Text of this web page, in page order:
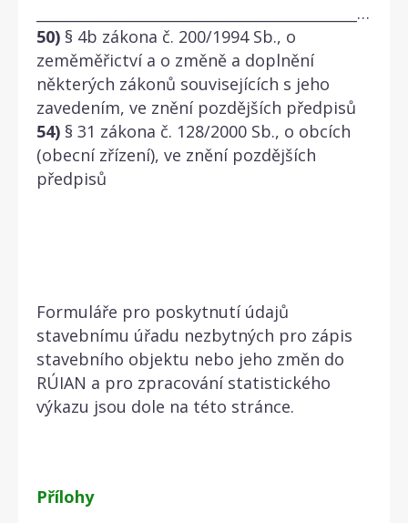
________________________________________________________________________________
50) § 4b zákona č. 200/1994 Sb., o
zeměměřictví a o změně a doplnění
některých zákonů souvisejících s jeho
zavedením, ve znění pozdějších předpisů
54) § 31 zákona č. 128/2000 Sb., o obcích
(obecní zřízení), ve znění pozdějších
předpisů
Formuláře pro poskytnutí údajů
stavebnímu úřadu nezbytných pro zápis
stavebního objektu nebo jeho změn do
RÚIAN a pro zpracování statistického
výkazu jsou dole na této stránce.
Přílohy